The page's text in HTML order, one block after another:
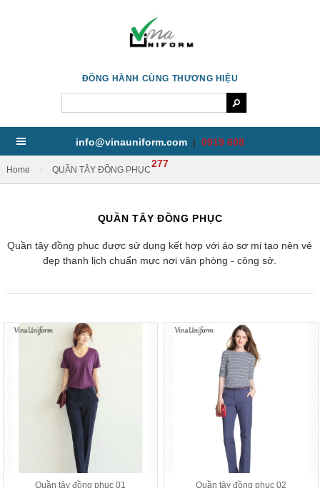
ĐỒNG HÀNH CÙNG THƯƠNG HIỆU
info@vinauniform.com| 0919 608
277
Home / QUẦN TÂY ĐỒNG PHỤC
QUẦN TÂY ĐỒNG PHỤC
Quần tây đồng phục được sử dụng kết hợp với áo sơ mi tạo nên vẻ
đẹp thanh lịch chuẩn mực nơi văn phòng - công sở.
Quần tây đồng phục 01 Quần tây đồng phục 02